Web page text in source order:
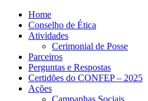
Home
Conselho de Ética
Atividades
Cerimonial de Posse
Parceiros
Perguntas e Respostas
Certidões do CONFEP – 2025
Ações
Campanhas Sociais